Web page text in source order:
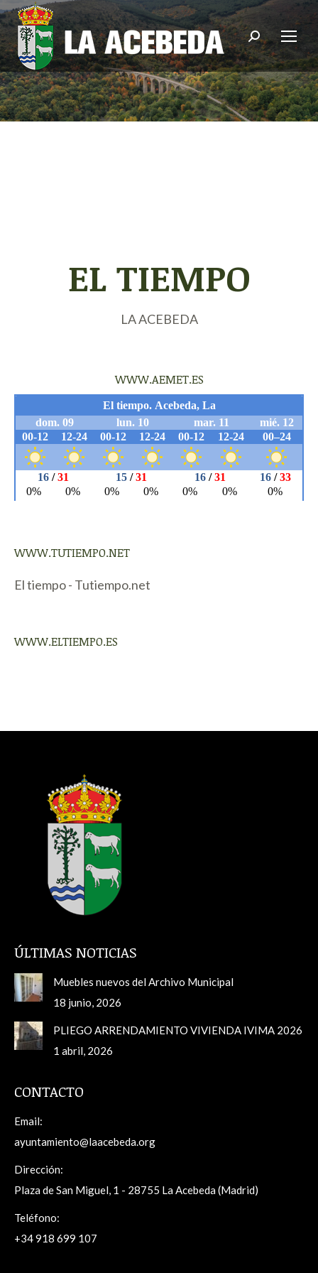
Buscar:
EL TIEMPO
LA ACEBEDA
WWW.AEMET.ES
WWW.TUTIEMPO.NET
El tiempo - Tutiempo.net
WWW.ELTIEMPO.ES
ÚLTIMAS NOTICIAS
Muebles nuevos del Archivo Municipal
18 junio, 2026
PLIEGO ARRENDAMIENTO VIVIENDA IVIMA 2026
1 abril, 2026
CONTACTO
Email:
ayuntamiento@laacebeda.org
Dirección:
Plaza de San Miguel, 1 - 28755 La Acebeda (Madrid)
Teléfono:
+34 918 699 107